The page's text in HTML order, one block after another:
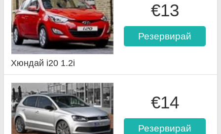
€13
Резервирай
Хюндай i20 1.2i
€14
Резервирай